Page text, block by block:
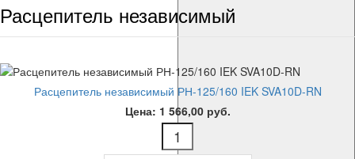
Расцепитель независимый
Расцепитель независимый РН-125/160 IEK SVA10D-RN
Цена: 1 566,00 руб.